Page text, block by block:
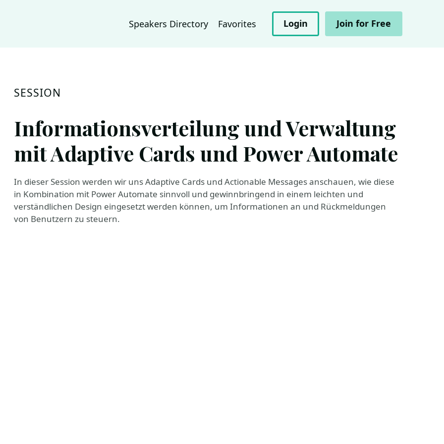
Speakers Directory Favorites Login Join for Free
SESSION
Informationsverteilung und Verwaltung
mit Adaptive Cards und Power Automate
In dieser Session werden wir uns Adaptive Cards und Actionable Messages anschauen, wie diese
in Kombination mit Power Automate sinnvoll und gewinnbringend in einem leichten und
verständlichen Design eingesetzt werden können, um Informationen an und Rückmeldungen
von Benutzern zu steuern.